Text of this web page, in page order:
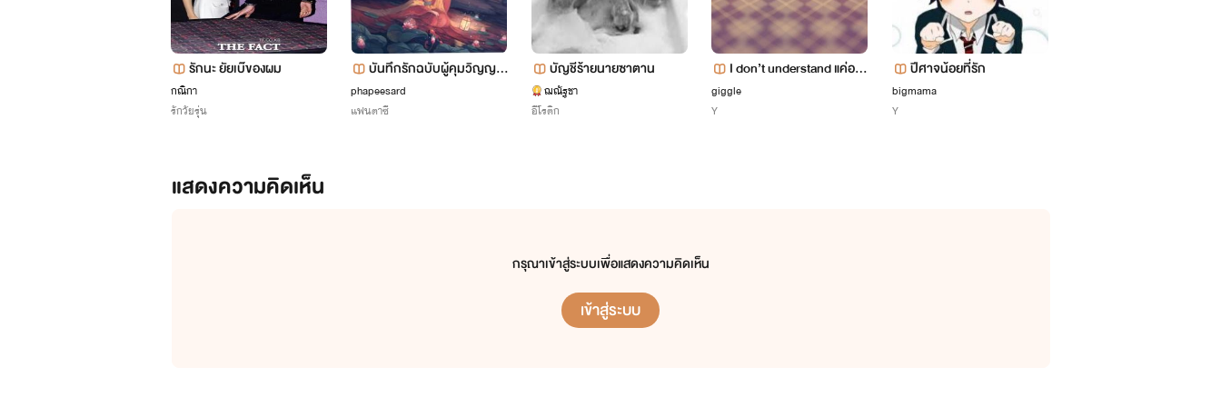
รักนะ ยัยเบ๊ของผม
กณิกา
รักวัยรุ่น
บันทึกรักฉบับผู้คุมวิญญา
ณ
phapeesard
แฟนตาซี
บัญชีร้ายนายซาตาน
ฌณัฐชา
อีโรติก
I don’t understand แค่อยา
กลอง รักได้ไงวะ
giggle
Y
ปีศาจน้อยที่รัก
bigmama
Y
แสดงความคิดเห็น
กรุณาเข้าสู่ระบบเพื่อแสดงความคิดเห็น
เข้าสู่ระบบ